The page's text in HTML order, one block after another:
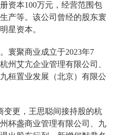
资本100万元，经营范围包
产等。该公司曾经的股东寰
星资本。
寰聚商业成立于2023年7
州艾亢企业管理有限公司、
桓置业发展（北京）有限公
变更，王思聪间接持股的杭
杯盏商业管理有限公司、九